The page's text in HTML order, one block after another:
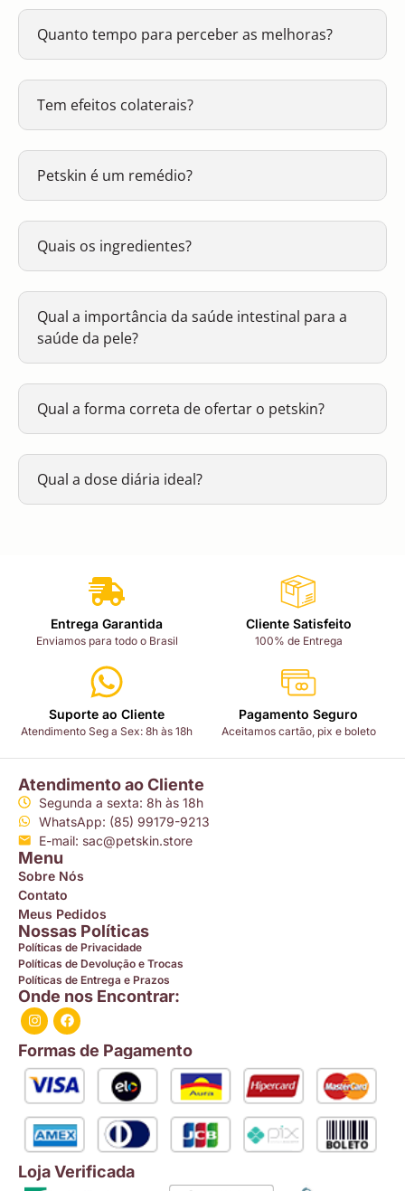
Quanto tempo para perceber as melhoras?
Tem efeitos colaterais?
Petskin é um remédio?
Quais os ingredientes?
Qual a importância da saúde intestinal para a
saúde da pele?
Qual a forma correta de ofertar o petskin?
Qual a dose diária ideal?
Entrega Garantida
Enviamos para todo o Brasil
Cliente Satisfeito
100% de Entrega
Suporte ao Cliente
Atendimento Seg a Sex: 8h às 18h
Pagamento Seguro
Aceitamos cartão, pix e boleto
Atendimento ao Cliente
Segunda a sexta: 8h às 18h
WhatsApp: (85) 99179-9213
E-mail: sac@petskin.store
Menu
Sobre Nós
Contato
Meus Pedidos
Nossas Políticas
Políticas de Privacidade
Políticas de Devolução e Trocas
Políticas de Entrega e Prazos
Onde nos Encontrar:
Formas de Pagamento
Loja Verificada